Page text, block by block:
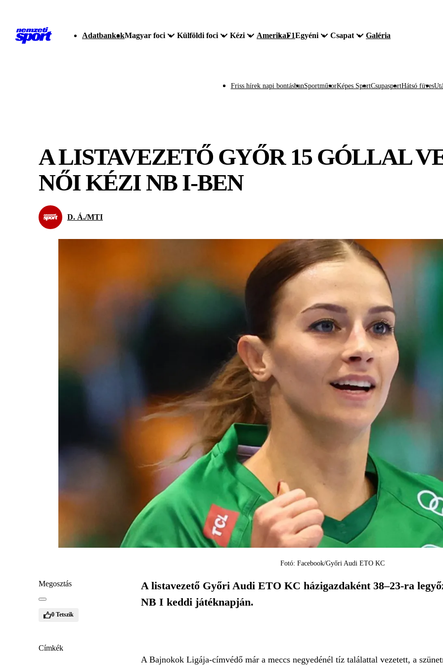
AdatbankokMagyar foci Külföldi foci Kézi AmerikaF1Egyéni Csapat Galéria
Friss hírek napi bontásbanSportműsorKépes SportCsupasportHátsó füves
A LISTAVEZETŐ GYŐR 15 GÓLLAL
NŐI KÉZI NB I-BEN
D. Á./MTI
Fotó: Facebook/Győri Audi ETO KC
Megosztás
0 Tetszik
Címkék
A listavezető Győri Audi ETO KC házigazdaként 38–23-ra
NB I keddi játéknapján.
A Bajnokok Ligája-címvédő már a meccs negyedénél tíz találattal vezetett, a